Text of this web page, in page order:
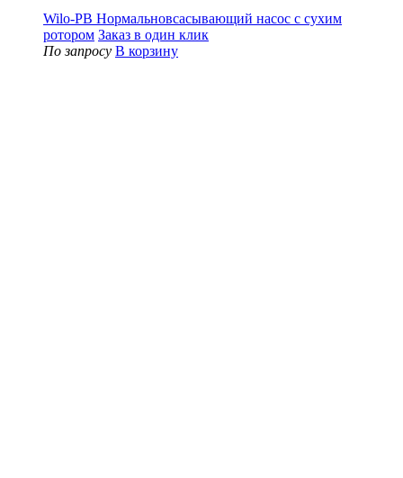
Wilo-PB Нормальновсасывающий насос с сухим
ротором Заказ в один клик
По запросу В корзину